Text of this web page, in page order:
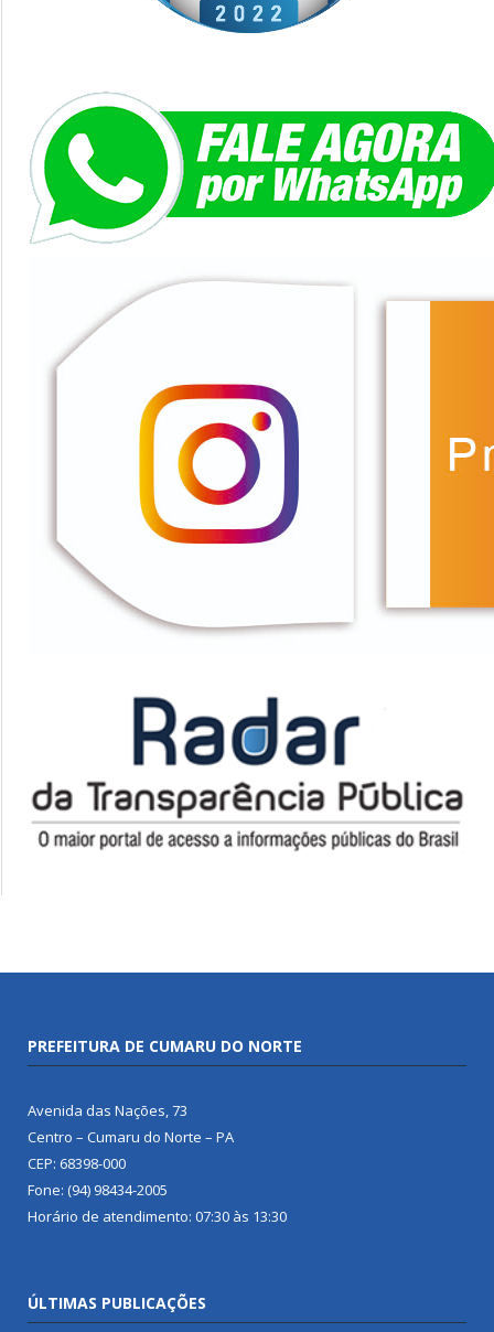
PREFEITURA DE CUMARU DO NORTE
Avenida das Nações, 73
Centro – Cumaru do Norte – PA
CEP: 68398-000
Fone: (94) 98434-2005
Horário de atendimento: 07:30 às 13:30
ÚLTIMAS PUBLICAÇÕES